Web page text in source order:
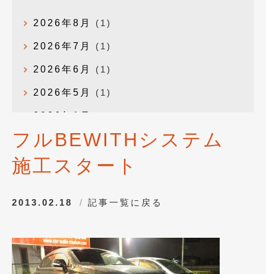
2026年8月 (1)
2026年7月 (1)
2026年6月 (1)
2026年5月 (1)
2026年1月
2025年12月(3)
2025年10月(1)
2024年12月 (1)
2024年7月 (1)
フルBEWITHシステム
施工スタート
2013.02.18 記事一覧に戻る